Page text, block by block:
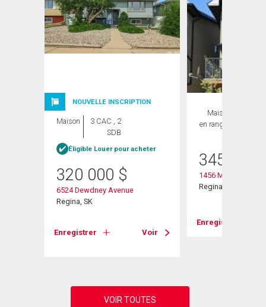
NOUVELLE INSCRIPTION
Maison
3 CAC , 2
SDB
Éligible Louer pour acheter
320 000 $
6524 Dewdney Avenue
Regina, SK
Enregistrer Voir
Maison
en rangée
345 000
1456 Mccarthy
Regina, SK
Enregistrer